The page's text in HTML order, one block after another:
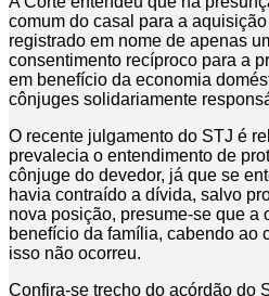
comum do casal para a
registrado em nome de apenas
consentimento recíproco para a
em benefício da economia
cônjuges solidariamente
O recente julgamento do STJ é
prevalecia o entendimento de
cônjuge do devedor, já que se
havia contraído a dívida, salvo
nova posição, presume-se que a
benefício da família, cabendo ao
isso não ocorreu.
Confira-se trecho do acórdão do